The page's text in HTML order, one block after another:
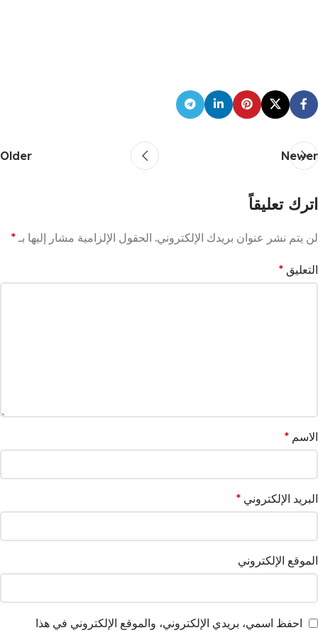
Newer
Older
اترك تعليقاً
لن يتم نشر عنوان بريدك الإلكتروني. الحقول الإلزامية مشار إليها بـ *
التعليق *
الاسم *
البريد الإلكتروني *
الموقع الإلكتروني
احفظ اسمي، بريدي الإلكتروني، والموقع الإلكتروني في هذا